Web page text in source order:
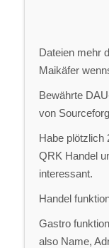
Dateien mehr
Maikäfer
Bewährte
von
Habe plötzlich
QRK Handel
interessant.
Handel
Gastro
also Name,